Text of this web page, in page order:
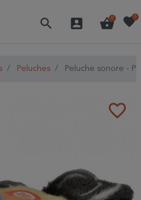
search account_box shopping_basket
0 favorite0
Peluches Peluche sonore -
favorite_border